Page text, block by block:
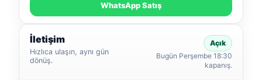
WhatsApp Satış
İletişim
Hızlıca ulaşın, aynı gün
dönüş.
Açık
Bugün Perşembe 18:30
kapanış.